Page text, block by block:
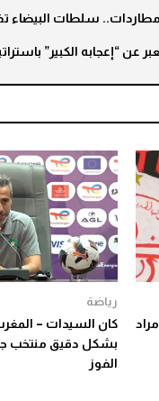
سلطات البيضاء
عن “إعجابه الكبير”
رياضة
بشكل دقيق منتخب
الفوز